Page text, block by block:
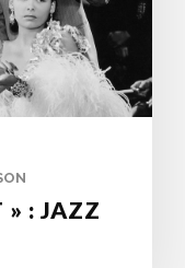
» : JAZZ